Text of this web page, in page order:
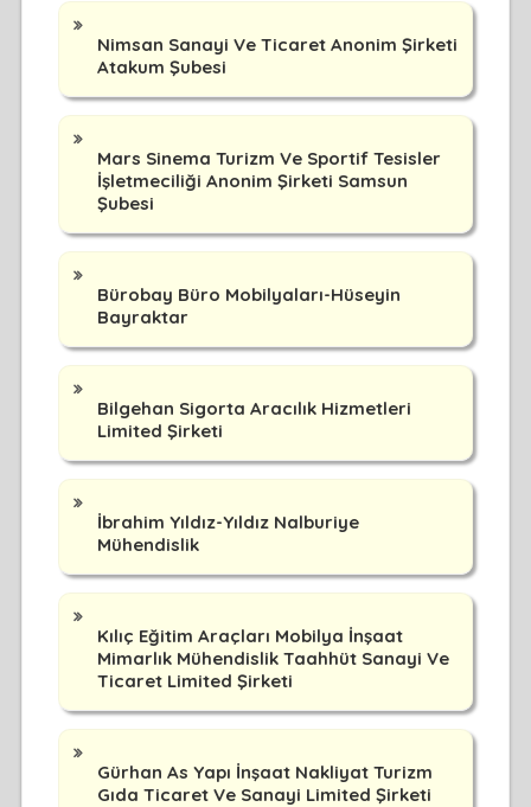
Nimsan Sanayi Ve Ticaret Anonim Şirketi
Atakum Şubesi
Mars Sinema Turizm Ve Sportif Tesisler
İşletmeciliği Anonim Şirketi Samsun
Şubesi
Bürobay Büro Mobilyaları-Hüseyin
Bayraktar
Bilgehan Sigorta Aracılık Hizmetleri
Limited Şirketi
İbrahim Yıldız-Yıldız Nalburiye
Mühendislik
Kılıç Eğitim Araçları Mobilya İnşaat
Mimarlık Mühendislik Taahhüt Sanayi Ve
Ticaret Limited Şirketi
Gürhan As Yapı İnşaat Nakliyat Turizm
Gıda Ticaret Ve Sanayi Limited Şirketi